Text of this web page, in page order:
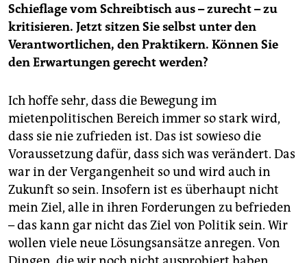
Schieflage vom Schreibtisch aus – zurecht – zu
kritisieren. Jetzt sitzen Sie selbst unter den
Verantwortlichen, den Praktikern. Können Sie
den Erwartungen gerecht werden?
Ich hoffe sehr, dass die Bewegung im
mietenpolitischen Bereich immer so stark wird,
dass sie nie zufrieden ist. Das ist sowieso die
Voraussetzung dafür, dass sich was verändert. Das
war in der Vergangenheit so und wird auch in
Zukunft so sein. Insofern ist es überhaupt nicht
mein Ziel, alle in ihren Forderungen zu befrieden
– das kann gar nicht das Ziel von Politik sein. Wir
wollen viele neue Lösungsansätze anregen. Von